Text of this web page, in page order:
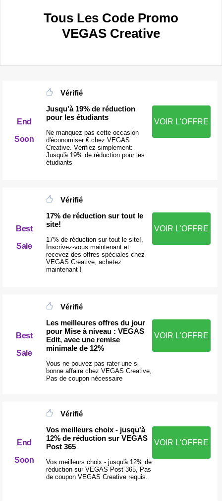
Tous Les Code Promo
VEGAS Creative
End
Soon
Vérifié
Jusqu'à 19% de réduction
pour les étudiants
Ne manquez pas cette occasion
d'économiser € chez VEGAS
Creative. Vérifiez simplement:
Jusqu'à 19% de réduction pour les
étudiants
VOIR L'OFFRE
Best
Sale
Vérifié
17% de réduction sur tout le
site!
17% de réduction sur tout le site!,
Inscrivez-vous maintenant et
recevez des offres spéciales chez
VEGAS Creative, achetez
maintenant !
VOIR L'OFFRE
Best
Sale
Vérifié
Les meilleures offres du jour
pour Mise à niveau : VEGAS
Edit, avec une remise
minimale de 12%
Vous ne pouvez pas rater une si
bonne affaire chez VEGAS Creative,
Pas de coupon nécessaire
VOIR L'OFFRE
End
Soon
Vérifié
Vos meilleurs choix - jusqu'à
12% de réduction sur VEGAS
Post 365
Vos meilleurs choix - jusqu'à 12% de
réduction sur VEGAS Post 365, Pas
de coupon VEGAS Creative requis.
VOIR L'OFFRE